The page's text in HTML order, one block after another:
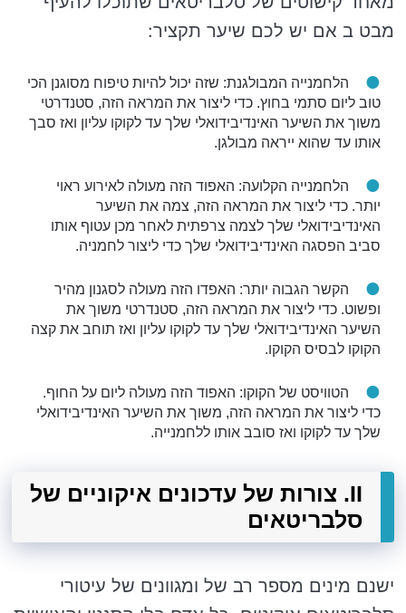
מבט ב אם יש לכם שיער תקציר:
הלחמנייה המבולגנת: שזה יכול להיות טיפוח מסוגנן הכי
טוב ליום סתמי בחוץ. כדי ליצור את המראה הזה, סטנדרטי
משוך את השיער האינדיבידואלי שלך עד לקוקו עליון ואז סבך
אותו עד שהוא ייראה מבולגן.
הלחמנייה הקלועה: האפוד הזה מעולה לאירוע ראוי
יותר. כדי ליצור את המראה הזה, צמה את השיער
האינדיבידואלי שלך לצמה צרפתית לאחר מכן עטוף אותו
סביב הפסגה האינדיבידואלי שלך כדי ליצור לחמניה.
הקשר הגבוה יותר: האפדו הזה מעולה לסגנון מהיר
ופשוט. כדי ליצור את המראה הזה, סטנדרטי משוך את
השיער האינדיבידואלי שלך עד לקוקו עליון ואז תוחב את קצה
הקוקו לבסיס הקוקו.
הטוויסט של הקוקו: האפוד הזה מעולה ליום על החוף.
כדי ליצור את המראה הזה, משוך את השיער האינדיבידואלי
שלך עד לקוקו ואז סובב אותו ללחמנייה.
II. צורות של עדכונים איקוניים של
סלבריטאים
ישנם מינים מספר רב של ומגוונים של עיטורי